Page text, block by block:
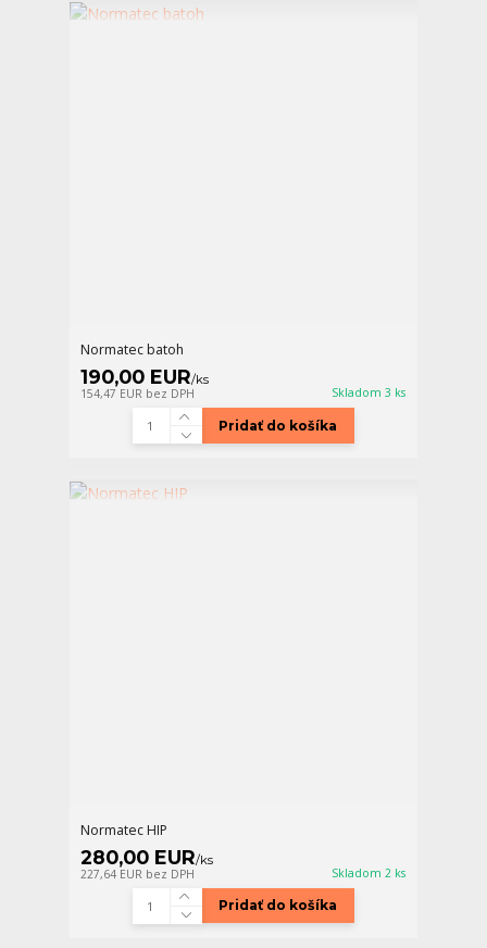
Normatec batoh
190,00 EUR/ks
154,47 EUR bez DPH Skladom 3 ks
Pridať do košíka
Normatec HIP
280,00 EUR/ks
227,64 EUR bez DPH Skladom 2 ks
Pridať do košíka